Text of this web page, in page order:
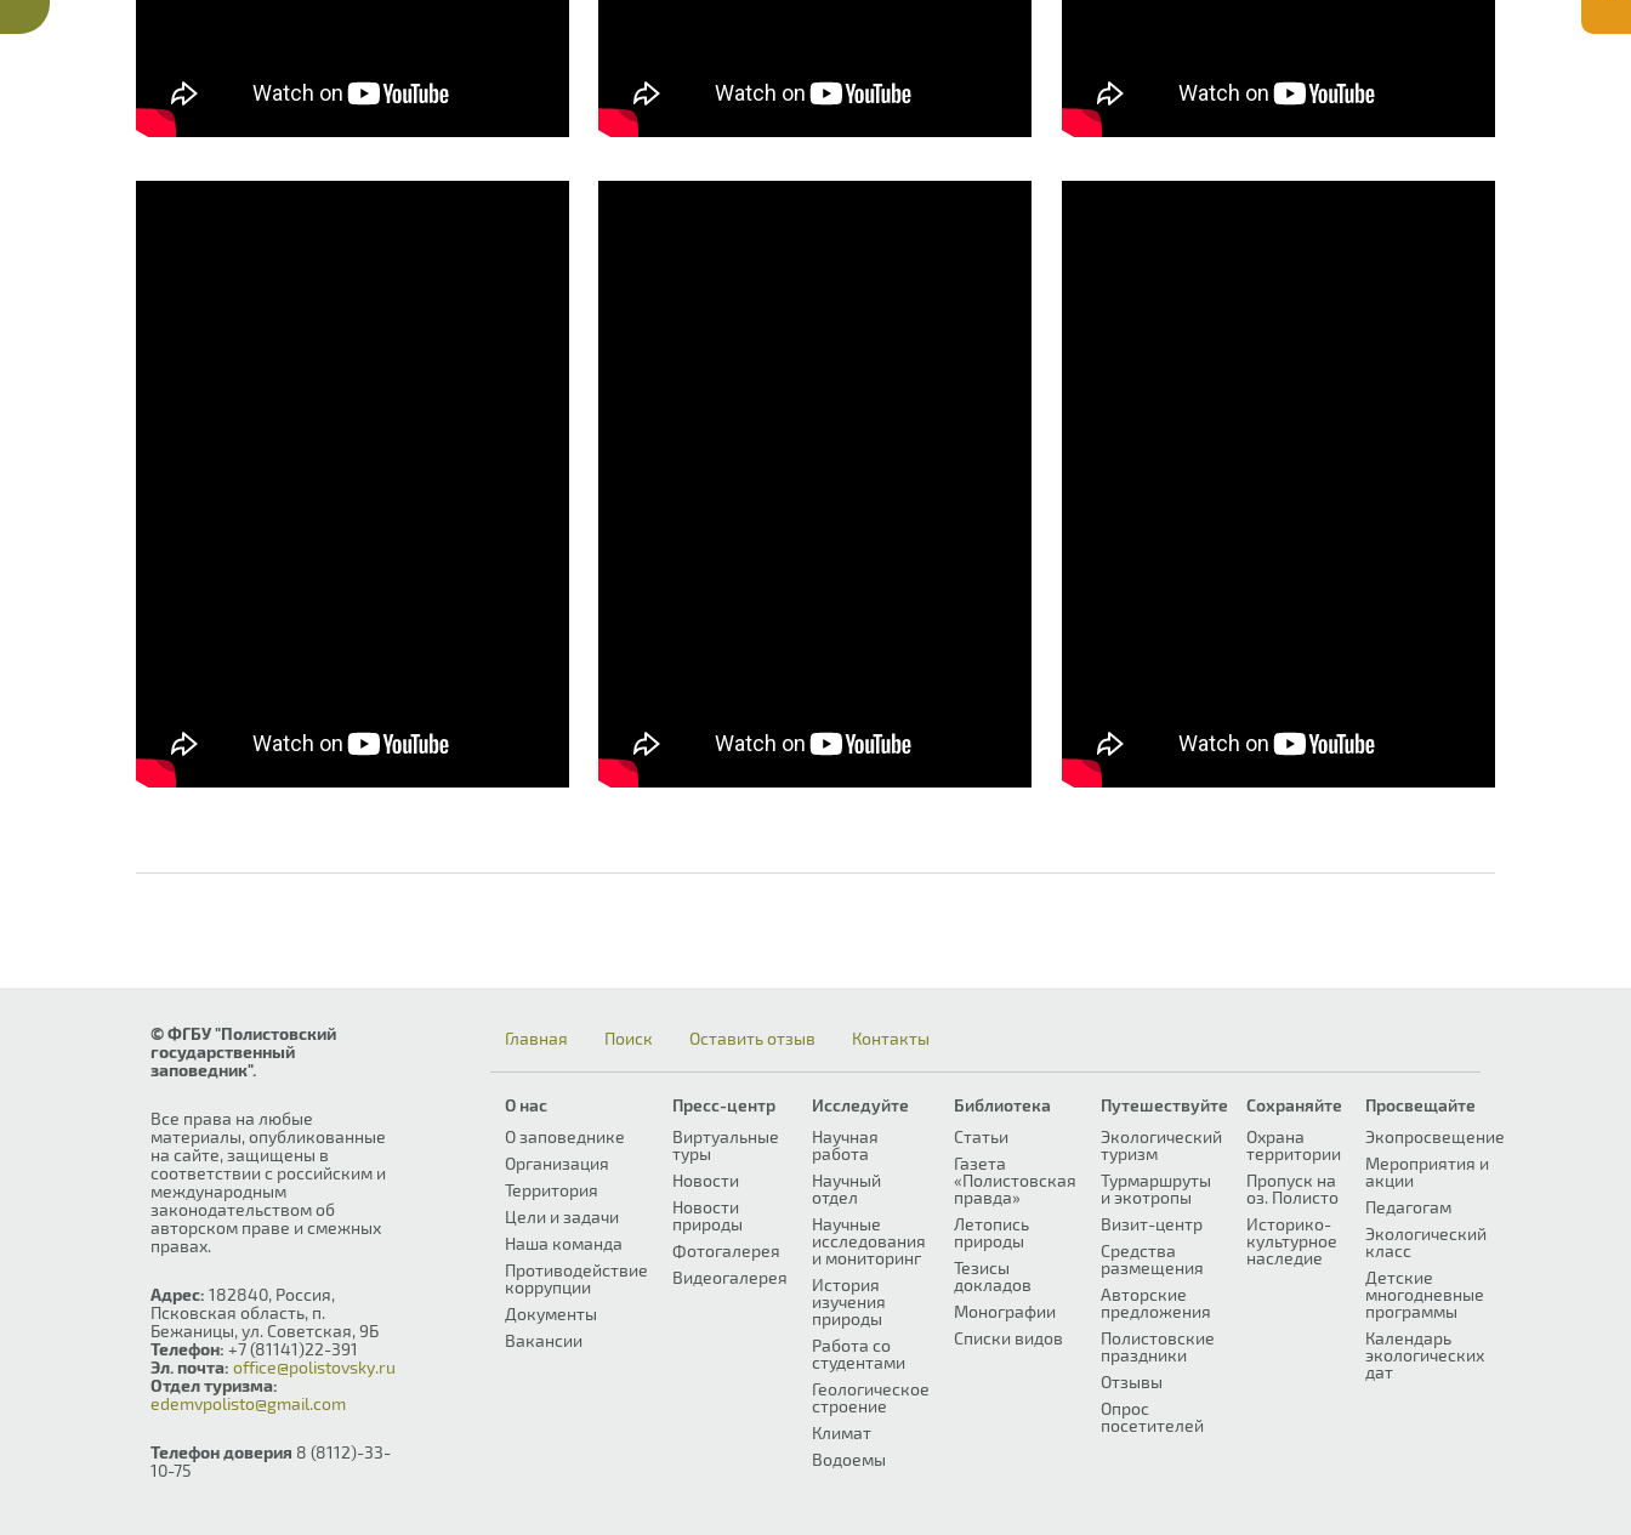
© ФГБУ "Полистовский
государственный
заповедник".
Все права на любые
материалы, опубликованные
на сайте, защищены в
соответствии с российским и
международным
законодательством об
авторском праве и смежных
правах.
Адрес: 182840, Россия,
Псковская область, п.
Бежаницы, ул. Советская, 9Б
Телефон: +7 (81141)22-391
Эл. почта: office@polistovsky.ru
Отдел туризма:
edemvpolisto@gmail.com
Телефон доверия 8 (8112)-33-
10-75
Главная Поиск Оставить отзыв Контакты
О нас
О заповеднике
Организация
Территория
Цели и задачи
Наша команда
Противодействие
коррупции
Документы
Вакансии
Пресс-центр
Виртуальные
туры
Новости
Новости
природы
Фотогалерея
Видеогалерея
Исследуйте
Научная
работа
Научный
отдел
Научные
исследования
и мониторинг
История
изучения
природы
Работа со
студентами
Геологическое
строение
Климат
Водоемы
Библиотека
Статьи
Газета
«Полистовская
правда»
Летопись
природы
Тезисы
докладов
Монографии
Списки видов
Путешествуйте
Экологический
туризм
Турмаршруты
и экотропы
Визит-центр
Средства
размещения
Авторские
предложения
Полистовские
праздники
Отзывы
Опрос
посетителей
Сохраняйте
Охрана
территории
Пропуск на
оз. Полисто
Историко-
культурное
наследие
Просвещайте
Экопросвещение
Мероприятия и
акции
Педагогам
Экологический
класс
Детские
многодневные
программы
Календарь
экологических
дат